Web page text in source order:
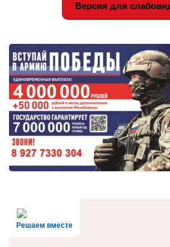
Версия для
Решаем вместе